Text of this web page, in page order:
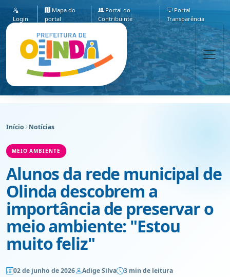
Login
Mapa do
portal
Portal do
Contribuinte
Portal
Transparência
Início Notícias
MEIO AMBIENTE
Alunos da rede municipal de
Olinda descobrem a
importância de preservar o
meio ambiente: "Estou
muito feliz"
02 de junho de 2026 Adige Silva
3 min de leitura